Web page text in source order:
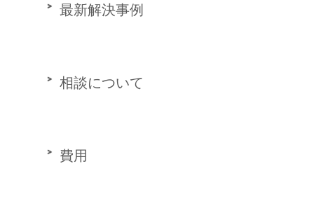
最新解決事例
相談について
費用